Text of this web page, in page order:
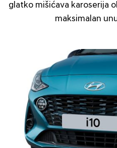
glatko mišićava karoserija
maksimalan